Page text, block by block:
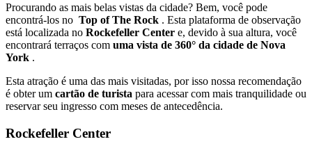
Procurando as mais belas vistas da cidade? Bem, você pode
encontrá-los no Top of The Rock . Esta plataforma de observação
está localizada no Rockefeller Center e, devido à sua altura, você
encontrará terraços com uma vista de 360° da cidade de Nova
York .
Esta atração é uma das mais visitadas, por isso nossa recomendação
é obter um cartão de turista para acessar com mais tranquilidade ou
reservar seu ingresso com meses de antecedência.
Rockefeller Center